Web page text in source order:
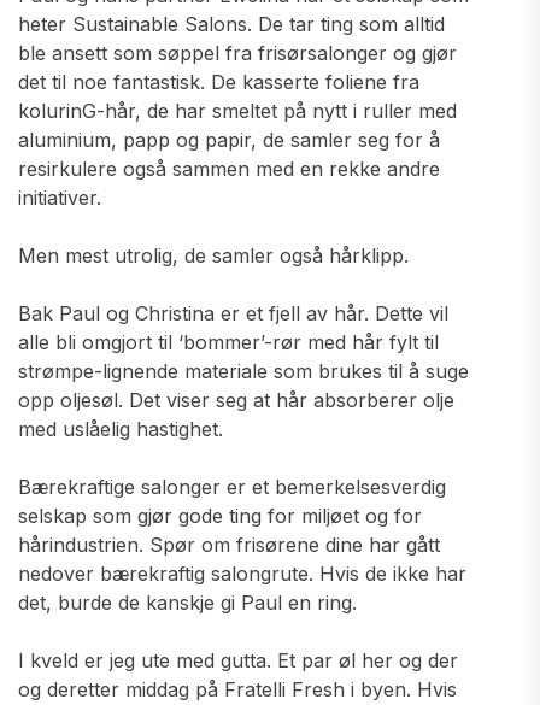
heter Sustainable Salons. De tar ting som alltid
ble ansett som søppel fra frisørsalonger og gjør
det til noe fantastisk. De kasserte foliene fra
kolurinG-hår, de har smeltet på nytt i ruller med
aluminium, papp og papir, de samler seg for å
resirkulere også sammen med en rekke andre
initiativer.
Men mest utrolig, de samler også hårklipp.
Bak Paul og Christina er et fjell av hår. Dette vil
alle bli omgjort til ‘bommer’-rør med hår fylt til
strømpe-lignende materiale som brukes til å suge
opp oljesøl. Det viser seg at hår absorberer olje
med uslåelig hastighet.
Bærekraftige salonger er et bemerkelsesverdig
selskap som gjør gode ting for miljøet og for
hårindustrien. Spør om frisørene dine har gått
nedover bærekraftig salongrute. Hvis de ikke har
det, burde de kanskje gi Paul en ring.
I kveld er jeg ute med gutta. Et par øl her og der
og deretter middag på Fratelli Fresh i byen. Hvis